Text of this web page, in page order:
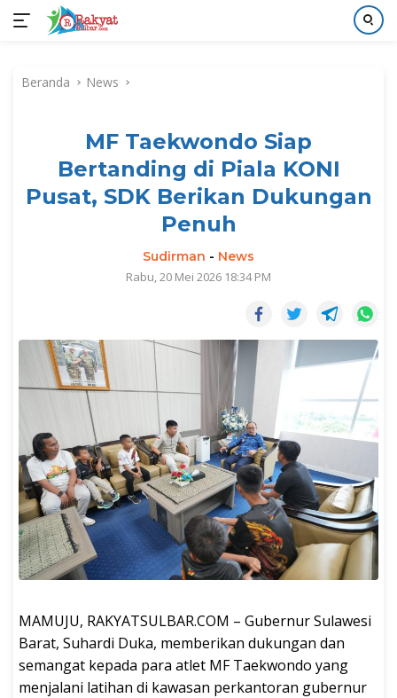
kontenBeranda News
MF Taekwondo Siap
Bertanding di Piala KONI
Pusat, SDK Berikan Dukungan
Penuh
Sudirman - News
Rabu, 20 Mei 2026 18:34 PM
MAMUJU, RAKYATSULBAR.COM – Gubernur Sulawesi
Barat, Suhardi Duka, memberikan dukungan dan
semangat kepada para atlet MF Taekwondo yang
menjalani latihan di kawasan perkantoran gubernur